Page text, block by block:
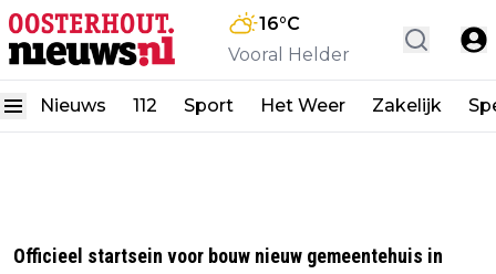
16°C
Vooral Helder
Nieuws 112 Sport Het Weer Zakelijk
Officieel startsein voor bouw nieuw gemeentehuis in